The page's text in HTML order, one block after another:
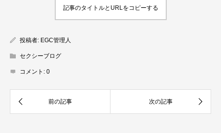
記事のタイトルとURLをコピーする
投稿者: EGC管理人
セクシーブログ
コメント: 0